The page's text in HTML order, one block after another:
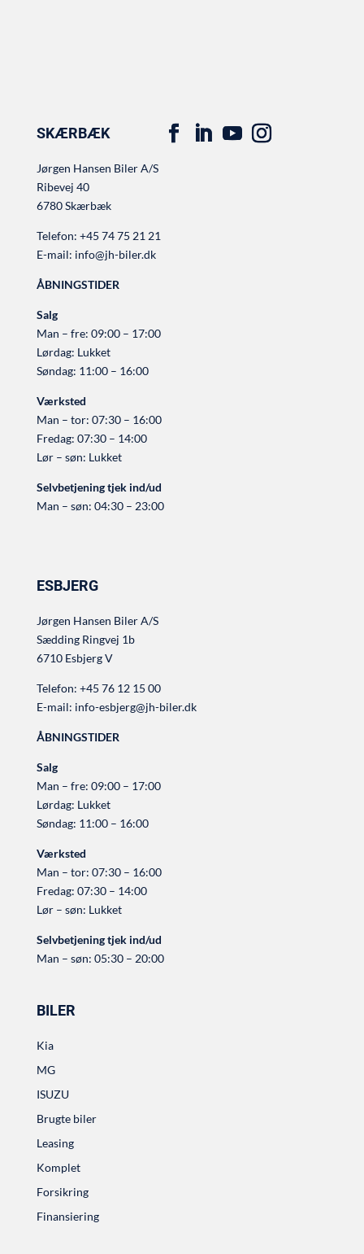
SKÆRBÆK
Jørgen Hansen Biler A/S
Ribevej 40
6780 Skærbæk
Telefon: +45 74 75 21 21
E-mail: info@jh-biler.dk
ÅBNINGSTIDER
Salg
Man – fre: 09:00 – 17:00
Lørdag: Lukket
Søndag: 11:00 – 16:00
Værksted
Man – tor: 07:30 – 16:00
Fredag: 07:30 – 14:00
Lør – søn: Lukket
Selvbetjening tjek ind/ud
Man – søn: 04:30 – 23:00
ESBJERG
Jørgen Hansen Biler A/S
Sædding Ringvej 1b
6710 Esbjerg V
Telefon: +45 76 12 15 00
E-mail: info-esbjerg@jh-biler.dk
ÅBNINGSTIDER
Salg
Man – fre: 09:00 – 17:00
Lørdag: Lukket
Søndag: 11:00 – 16:00
Værksted
Man – tor: 07:30 – 16:00
Fredag: 07:30 – 14:00
Lør – søn: Lukket
Selvbetjening tjek ind/ud
Man – søn: 05:30 – 20:00
BILER
Kia
MG
ISUZU
Brugte biler
Leasing
Komplet
Forsikring
Finansiering